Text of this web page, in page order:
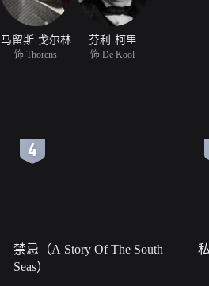
马留斯·戈尔林
饰 Thorens
芬利·柯里
饰 De Kool
禁忌（A Story Of The South
Seas）